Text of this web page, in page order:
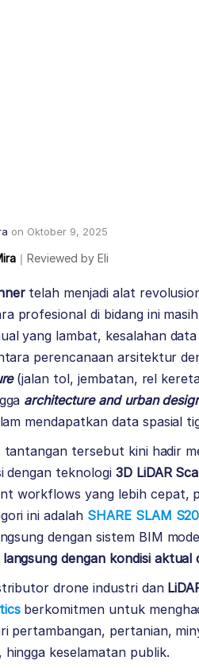
on Oktober 9, 2025
｜ Reviewed by Eli
telah menjadi alat
profesional di bidang ini
yang lambat, kesalahan
perencanaan arsitektur
(jalan tol, jembatan, rel
architecture and urban
mendapatkan data spasial
tantangan tersebut kini hadir
dengan teknologi 3D LiDAR
workflows yang lebih cepat,
ini adalah SHARE SLAM S20
dengan sistem BIM
dengan kondisi aktual
drone industri dan
berkomitmen untuk
pertambangan, pertanian,
hingga keselamatan publik.